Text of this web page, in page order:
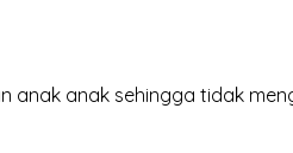
anak anak sehingga tidak